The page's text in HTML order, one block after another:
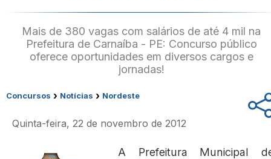
Mais de 380 vagas com salários de até 4 mil na
Prefeitura de Carnaíba - PE: Concurso público
oferece oportunidades em diversos cargos e
jornadas!
Concursos › Notícias › Nordeste
Quinta-feira, 22 de novembro de 2012
A Prefeitura Municipal